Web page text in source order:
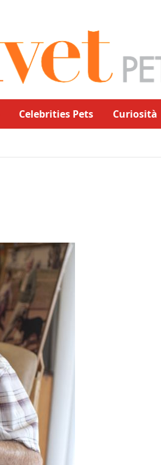
Celebrities Pets Curiosità